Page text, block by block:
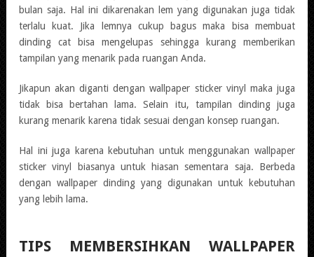
bulan saja. Hal ini dikarenakan lem yang digunakan juga tidak
terlalu kuat. Jika lemnya cukup bagus maka bisa membuat
dinding cat bisa mengelupas sehingga kurang memberikan
tampilan yang menarik pada ruangan Anda.
Jikapun akan diganti dengan wallpaper sticker vinyl maka juga
tidak bisa bertahan lama. Selain itu, tampilan dinding juga
kurang menarik karena tidak sesuai dengan konsep ruangan.
Hal ini juga karena kebutuhan untuk menggunakan wallpaper
sticker vinyl biasanya untuk hiasan sementara saja. Berbeda
dengan wallpaper dinding yang digunakan untuk kebutuhan
yang lebih lama.
TIPS MEMBERSIHKAN WALLPAPER